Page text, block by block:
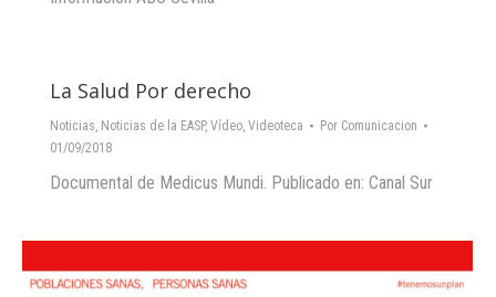
La Salud Por derecho
Noticias, Noticias de la EASP, Vídeo, Videoteca Por Comunicacion
01/09/2018
Documental de Medicus Mundi. Publicado en: Canal Sur